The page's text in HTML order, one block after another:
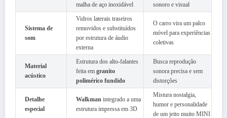
malha de aço inoxidável
sonoro e visual
Sistema de
som
Vidros laterais traseiros
removidos e substituídos
por estrutura de áudio
externa
O carro vira um palco
móvel para experiências
coletivas
Material
acústico
Estrutura dos alto-falantes
feita em granito
polimérico fundido
Busca reprodução
sonora precisa e sem
distorções
Detalhe
especial
Walkman integrado a uma
estrutura impressa em 3D
Mistura nostalgia,
humor e personalidade
de um jeito muito MINI